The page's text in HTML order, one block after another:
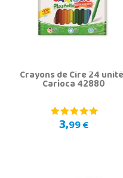
Crayons de Cire 24
Carioca 42880
3,99 €